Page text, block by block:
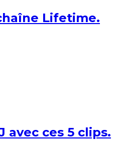
Lifetime.
avec ces 5 clips.